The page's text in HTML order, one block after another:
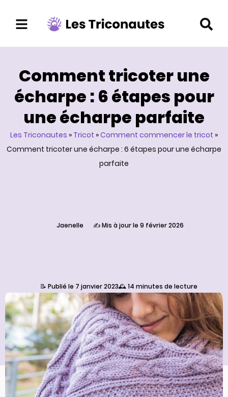
Aller
au
Comment tricoter une
écharpe : 6 étapes pour
une écharpe parfaite
Les Triconautes » Tricot »Comment commencer le tricot »
Comment tricoter une écharpe : 6 étapes pour une écharpe
parfaite
Jaenelle ✍️ Mis à jour le 9 février 2026
📝 Publié le 7 janvier 2023🕰️ 14 minutes de lecture